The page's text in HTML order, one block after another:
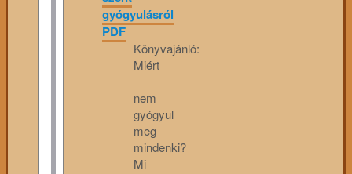
gyógyulásról
PDF
Könyvajánló:
Miért
nem
gyógyul
meg
mindenki?
Mi